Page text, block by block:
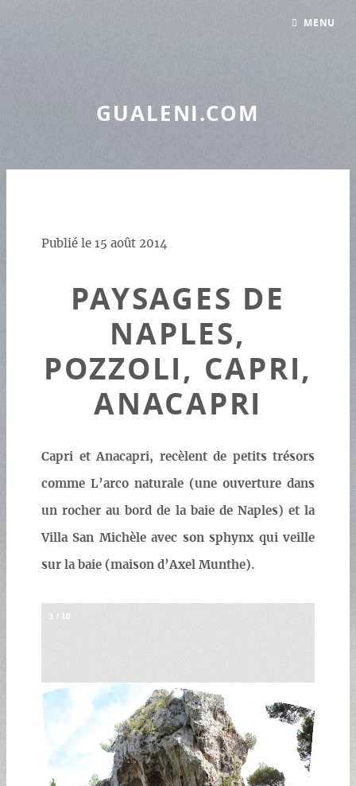
GUALENI.COM
Publié le 15 août 2014
PAYSAGES DE
NAPLES,
POZZOLI, CAPRI,
ANACAPRI
Capri et Anacapri, recèlent de petits trésors
comme L’arco naturale (une ouverture dans
un rocher au bord de la baie de Naples) et la
Villa San Michèle avec son sphynx qui veille
sur la baie (maison d’Axel Munthe).
1 / 10
MENU